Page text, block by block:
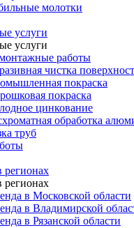
молотки
услуги
услуги
работы
чистка
покраска
покраска
цинкование
обработка
труб
регионах
регионах
в Московской области
в Владимирской
в Рязанской области